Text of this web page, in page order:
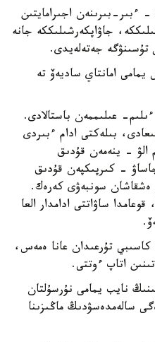
ءبىر-بىرىنەن اجىرامايتىن
جاۋاپكەرشىلىككە جانە
تۇسىنۋگە جەتەلەيدى.
امانتاي ساديەۆ تە
عىلىممەن باستالادى.
بىلەكتى ادام ءبىردى
الۋ - ينەمەن قۇدىق
- كىرپىكپەن قۇدىق
ەشقاشان سونبەۋى كەرەك.
ساۋاتتى ادامدار العا
تۇرعىدان عانا ەمەس،
اتاپ ءوتتى.
نايب يمامى نۇرسۇلتان
سالەمدەسۋدىڭ ماڭىزىنا